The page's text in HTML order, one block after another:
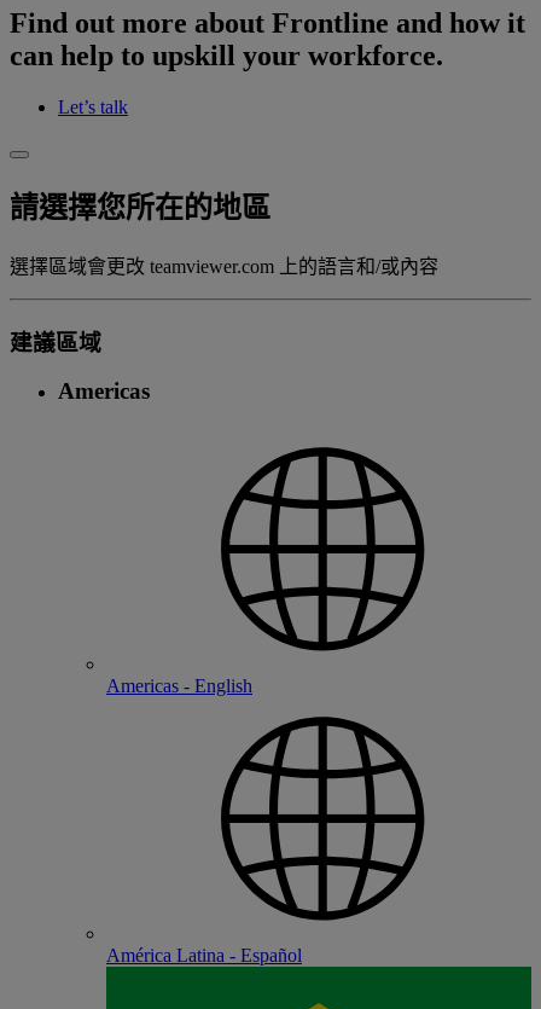
Find out more about Frontline and how it
can help to upskill your workforce.
Let’s talk
請選擇您所在的地區
選擇區域會更改 teamviewer.com 上的語言和/或內容
建議區域
Americas
Americas - English
América Latina - Español